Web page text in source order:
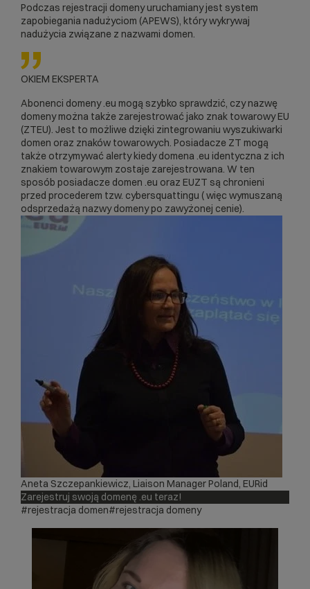
Podczas rejestracji domeny uruchamiany jest system
zapobiegania nadużyciom (APEWS), który wykrywaj
nadużycia związane z nazwami domen.
OKIEM EKSPERTA
Abonenci domeny .eu mogą szybko sprawdzić, czy nazwę
domeny można także zarejestrować jako znak towarowy EU
(ZTEU). Jest to możliwe dzięki zintegrowaniu wyszukiwarki
domen oraz znaków towarowych. Posiadacze ZT mogą
także otrzymywać alerty kiedy domena .eu identyczna z ich
znakiem towarowym zostaje zarejestrowana. W ten
sposób posiadacze domen .eu oraz EUZT są chronieni
przed procederem tzw. cybersquattingu ( więc wymuszaną
odsprzedażą nazwy domeny po zawyżonej cenie).
Aneta Szczepankiewicz, Liaison Manager Poland, EURid
Zarejestruj swoją domenę .eu teraz!
#rejestracja domen#rejestracja domeny